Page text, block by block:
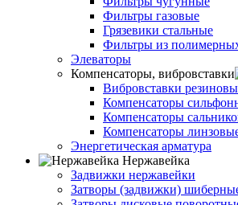
Фильтры газовые
Грязевики стальные
Фильтры из
Элеваторы
Компенсаторы, вибровставки
Вибровставки
Компенсаторы
Компенсаторы
Компенсаторы
Энергетическая арматура
Нержавейка
Задвижки нержавейки
Затворы (задвижки)